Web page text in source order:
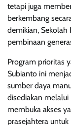
tetapi juga
berkembang
demikian,
pembinaan
Program prioritas
Subianto ini
sumber daya
disediakan
membuka akses
prasejahtera